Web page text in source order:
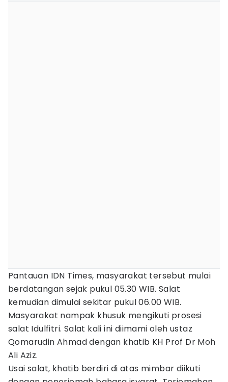
Pantauan IDN Times, masyarakat tersebut mulai
berdatangan sejak pukul 05.30 WIB. Salat
kemudian dimulai sekitar pukul 06.00 WIB.
Masyarakat nampak khusuk mengikuti prosesi
salat Idulfitri. Salat kali ini diimami oleh ustaz
Qomarudin Ahmad dengan khatib KH Prof Dr Moh
Ali Aziz.
Usai salat, khatib berdiri di atas mimbar diikuti